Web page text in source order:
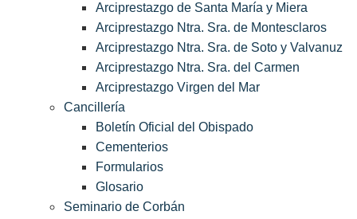
Arciprestazgo de Santa María y Miera
Arciprestazgo Ntra. Sra. de Montesclaros
Arciprestazgo Ntra. Sra. de Soto y Valvanuz
Arciprestazgo Ntra. Sra. del Carmen
Arciprestazgo Virgen del Mar
Cancillería
Boletín Oficial del Obispado
Cementerios
Formularios
Glosario
Seminario de Corbán